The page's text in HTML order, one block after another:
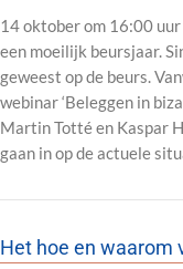
14 oktober om 16:00
een moeilijk beursjaar.
geweest op de beurs.
webinar ‘Beleggen in
Martin Totté en Kaspar
gaan in op de actuele
Het hoe en waarom